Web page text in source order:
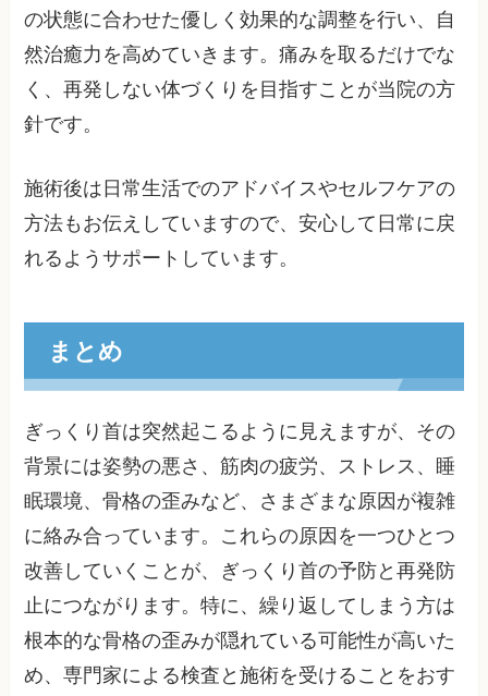
の状態に合わせた優しく効果的な調整を行い、自
然治癒力を高めていきます。痛みを取るだけでな
く、再発しない体づくりを目指すことが当院の方
針です。
施術後は日常生活でのアドバイスやセルフケアの
方法もお伝えしていますので、安心して日常に戻
れるようサポートしています。
まとめ
ぎっくり首は突然起こるように見えますが、その
背景には姿勢の悪さ、筋肉の疲労、ストレス、睡
眠環境、骨格の歪みなど、さまざまな原因が複雑
に絡み合っています。これらの原因を一つひとつ
改善していくことが、ぎっくり首の予防と再発防
止につながります。特に、繰り返してしまう方は
根本的な骨格の歪みが隠れている可能性が高いた
め、専門家による検査と施術を受けることをおす